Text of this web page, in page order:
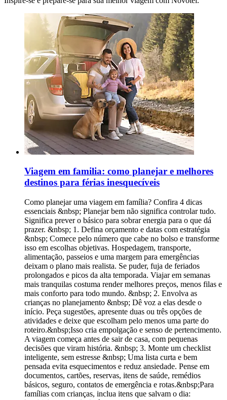
Viagem em familia: como planejar e melhores
destinos para férias inesquecíveis
Como planejar uma viagem em família? Confira 4 dicas
essenciais &nbsp; Planejar bem não significa controlar tudo.
Significa prever o básico para sobrar energia para o que dá
prazer. &nbsp; 1. Defina orçamento e datas com estratégia
&nbsp; Comece pelo número que cabe no bolso e transforme
isso em escolhas objetivas. Hospedagem, transporte,
alimentação, passeios e uma margem para emergências
deixam o plano mais realista. Se puder, fuja de feriados
prolongados e picos da alta temporada. Viajar em semanas
mais tranquilas costuma render melhores preços, menos filas e
mais conforto para todo mundo. &nbsp; 2. Envolva as
crianças no planejamento &nbsp; Dê voz a elas desde o
início. Peça sugestões, apresente duas ou três opções de
atividades e deixe que escolham pelo menos uma parte do
roteiro.&nbsp;Isso cria empolgação e senso de pertencimento.
A viagem começa antes de sair de casa, com pequenas
decisões que viram história. &nbsp; 3. Monte um checklist
inteligente, sem estresse &nbsp; Uma lista curta e bem
pensada evita esquecimentos e reduz ansiedade. Pense em
documentos, cartões, reservas, itens de saúde, remédios
básicos, seguro, contatos de emergência e rotas.&nbsp;Para
famílias com crianças, inclua itens que salvam o dia: